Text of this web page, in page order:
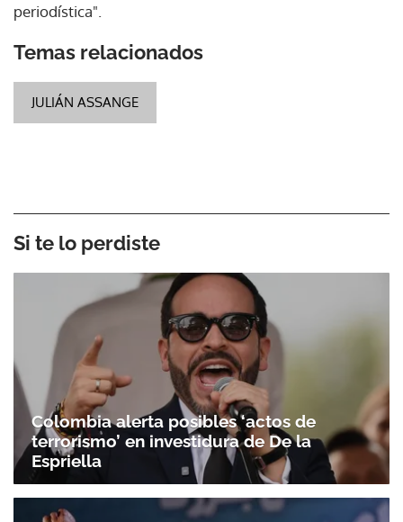
periodística".
Temas relacionados
JULIÁN ASSANGE
Si te lo perdiste
Colombia alerta posibles ‘actos de
terrorismo’ en investidura de De la
Espriella